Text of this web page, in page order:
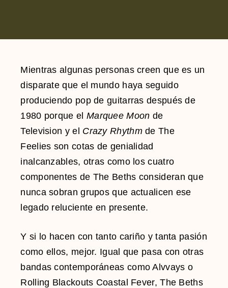
Mientras algunas personas creen que es un
disparate que el mundo haya seguido
produciendo pop de guitarras después de
1980 porque el Marquee Moon de
Television y el Crazy Rhythmde The
Feelies son cotas de genialidad
inalcanzables, otras como los cuatro
componentes de The Beths consideran que
nunca sobran grupos que actualicen ese
legado reluciente en presente.
Y si lo hacen con tanto cariño y tanta pasión
como ellos, mejor. Igual que pasa con otras
bandas contemporáneas como Alvvays o
Rolling Blackouts Coastal Fever, The Beths